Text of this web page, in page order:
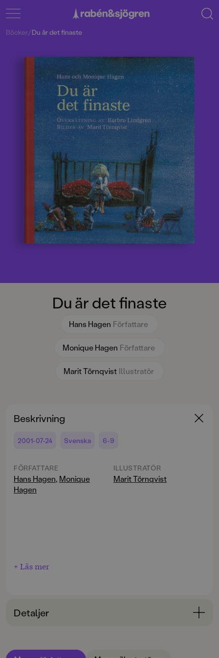
Du är det finaste
Hans Hagen Författare
Monique Hagen Författare
Marit Törnqvist Illustratör
Böcker/Du är det finaste
Beskrivning
2001-07-24 Svenska 6-9
FÖRFATTARE
Hans Hagen, Monique
Hagen
ILLUSTRATÖR
Marit Törnqvist
+ Läs mer
Detaljer
ÅLDERSGRUPP